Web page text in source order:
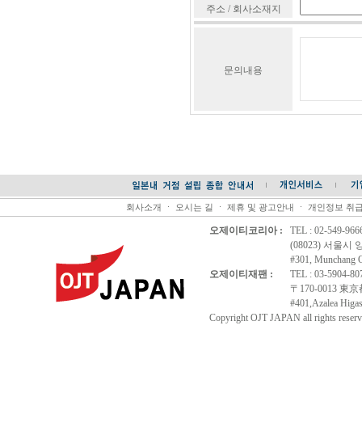
주소 / 회사소재지
문의내용
회사소개 ㆍ 오시는 길 ㆍ 제휴 및 광고안내 ㆍ 개인정보 취
오제이티코리아 :
TEL : 02-549-
(08023) 서울시
#301, Munchang
오제이티재팬 :
TEL : 03-5904-
〒170-0013 東
#401,Azalea
Copyright OJT JAPAN all rights